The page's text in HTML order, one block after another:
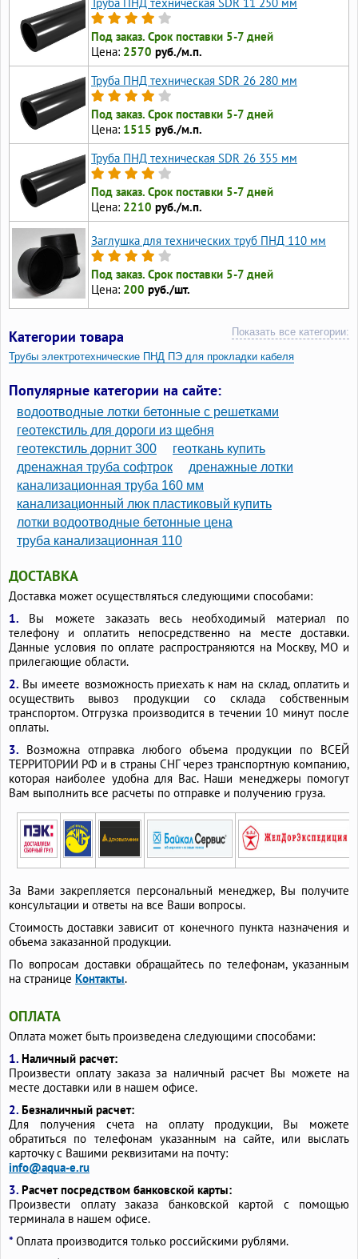
Под заказ. Срок поставки 5-7 дней
Цена: 2570 руб./м.п.
Труба ПНД техническая SDR 26 280 мм
Под заказ. Срок поставки 5-7 дней
Цена: 1515 руб./м.п.
Труба ПНД техническая SDR 26 355 мм
Под заказ. Срок поставки 5-7 дней
Цена: 2210 руб./м.п.
Заглушка для технических труб ПНД 110 мм
Под заказ. Срок поставки 5-7 дней
Цена: 200 руб./шт.
Категории товара Показать все категории:
Трубы электротехнические ПНД ПЭ для прокладки кабеля
Трубы ПНД для прокладки кабеля
Трубы ПНД 20 для электропроводки
Трубы ПНД 110 для прокладки кабеля
Трубы для прокладки кабеля в земле
Популярные категории на сайте:
водоотводные лотки бетонные с решетками
геотекстиль для дороги из щебня
геотекстиль дорнит 300
геоткань купить
дренажная труба софтрок
дренажные лотки
канализационная труба 160 мм
канализационный люк пластиковый купить
лотки водоотводные бетонные цена
труба канализационная 110
ДОСТАВКА
Доставка может осуществляться следующими способами:
1. Вы можете заказать весь необходимый материал по
телефону и оплатить непосредственно на месте доставки.
Данные условия по оплате распространяются на Москву, МО и
прилегающие области.
2. Вы имеете возможность приехать к нам на склад, оплатить и
осуществить вывоз продукции со склада собственным
транспортом. Отгрузка производится в течении 10 минут после
оплаты.
3. Возможна отправка любого объема продукции по ВСЕЙ
ТЕРРИТОРИИ РФ и в страны СНГ через транспортную компанию,
которая наиболее удобна для Вас. Наши менеджеры помогут
Вам выполнить все расчеты по отправке и получению груза.
За Вами закрепляется персональный менеджер, Вы получите
консультации и ответы на все Ваши вопросы.
Стоимость доставки зависит от конечного пункта назначения и
объема заказанной продукции.
По вопросам доставки обращайтесь по телефонам, указанным
на странице Контакты.
ОПЛАТА
Оплата может быть произведена следующими способами:
1. Наличный расчет:
Произвести оплату заказа за наличный расчет Вы можете на
месте доставки или в нашем офисе.
2. Безналичный расчет:
Для получения счета на оплату продукции, Вы можете
обратиться по телефонам указанным на сайте, или выслать
карточку с Вашими реквизитами на почту:
info@aqua-e.ru
3. Расчет посредством банковской карты:
Произвести оплату заказа банковской картой с помощью
терминала в нашем офисе.
* Оплата производится только российскими рублями.